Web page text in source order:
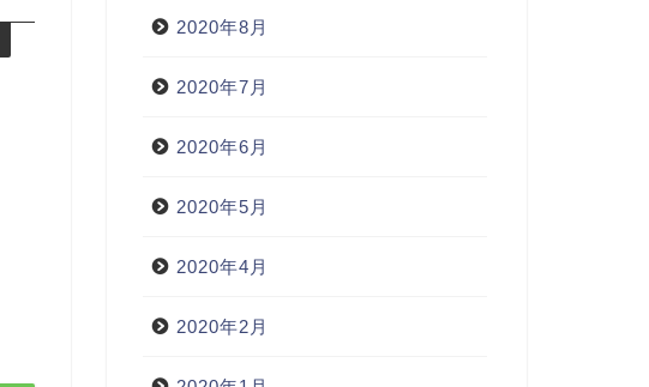
2020年8月
2020年7月
2020年6月
2020年5月
2020年4月
2020年2月